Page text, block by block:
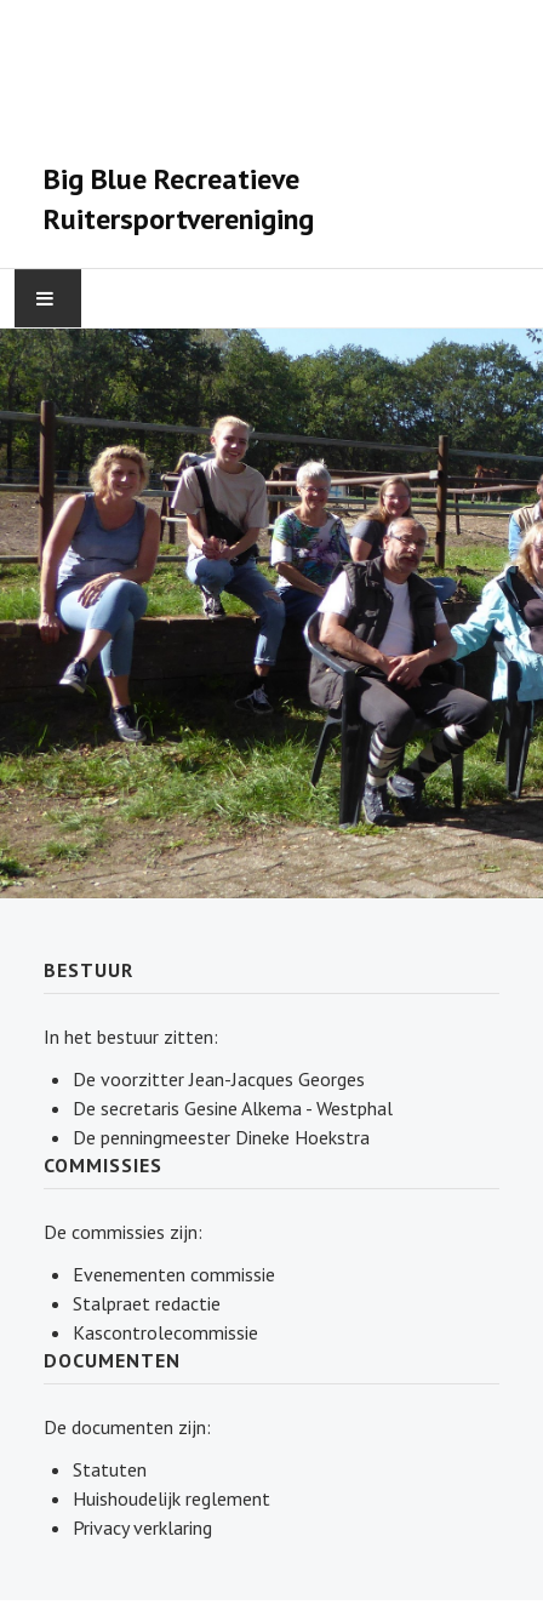
Big Blue Recreatieve
Ruitersportvereniging
HOME
ACTIVITEITEN
VERENIGING
STALPRAET
GESCHIEDENIS
LINKS
BESTUUR
In het bestuur zitten:
De voorzitter Jean-Jacques Georges
De secretaris Gesine Alkema - Westphal
De penningmeester Dineke Hoekstra
COMMISSIES
De commissies zijn:
Evenementen commissie
Stalpraet redactie
Kascontrolecommissie
DOCUMENTEN
De documenten zijn:
Statuten
Huishoudelijk reglement
Privacy verklaring